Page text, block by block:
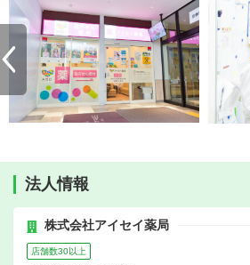
法人情報
株式会社アイセイ薬局
店舗数30以上